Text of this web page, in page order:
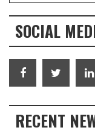
SOCIAL
RECENT